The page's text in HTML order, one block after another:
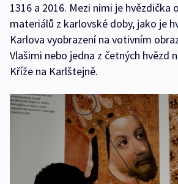
1316 a 2016. Mezi nimi je hvězdička
materiálů z karlovské doby, jako je
Karlova vyobrazení na votivním
Vlašimi nebo jedna z četných hvězd
Kříže na Karlštejně.